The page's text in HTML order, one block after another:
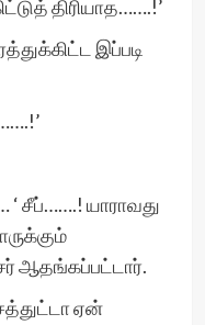
திரியாத…….!’
இப்படி
சீப்…….! யாராவது
ஆதங்கப்பட்டார்.
ஏன்